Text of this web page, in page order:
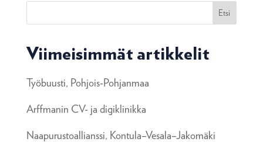
Etsi
Viimeisimmät artikkelit
Työbuusti, Pohjois-Pohjanmaa
Arffmanin CV- ja digiklinikka
Naapurustoallianssi, Kontula–Vesala–Jakomäki